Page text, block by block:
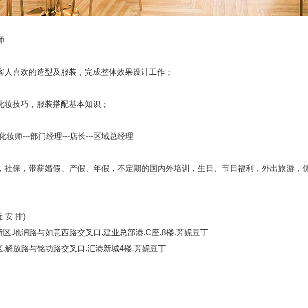
人喜欢的造型及服装，完成整体效果设计工作；
妆技巧，服装搭配基本知识；
妆师---部门经理---店长---区域总经理
社保，带薪婚假、产假、年假，不定期的国内外培训，生日、节日福利，外出旅游，
安 排)
区.地润路与如意西路交叉口.建业总部港.C座.8楼.芳妮豆丁
.解放路与铭功路交叉口.汇港新城4楼.芳妮豆丁